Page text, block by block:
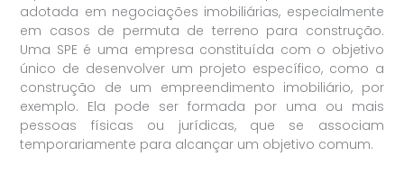
adotada em negociações imobiliárias, especialmente
em casos de permuta de terreno para construção.
Uma SPE é uma empresa constituída com o objetivo
único de desenvolver um projeto específico, como a
construção de um empreendimento imobiliário, por
exemplo. Ela pode ser formada por uma ou mais
pessoas físicas ou jurídicas, que se associam
temporariamente para alcançar um objetivo comum.